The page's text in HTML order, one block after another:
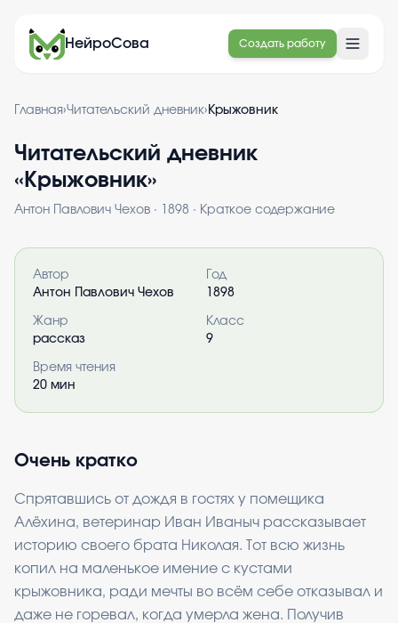
НейроСова Создать работу
Главная›Читательский дневник› Крыжовник
Читательский дневник
« Крыжовник»
Антон Павлович Чехов · 1898 · Краткое содержание
Информация о книге
Автор
Антон Павлович Чехов
Год
1898
Жанр
рассказ
Класс
9
Время чтения
20 мин
Очень кратко
Спрятавшись от дождя в гостях у помещика
Алёхина, ветеринар Иван Иваныч рассказывает
историю своего брата Николая. Тот всю жизнь
копил на маленькое имение с кустами
крыжовника, ради мечты во всём себе отказывал и
даже не горевал, когда умерла жена. Получив